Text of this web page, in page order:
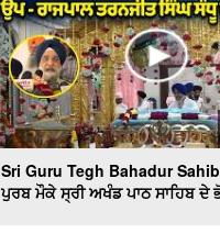
Sri Guru Tegh Bahadur
ਪੁਰਬ ਮੌਕੇ ਸ੍ਰੀ ਅਖੰਡ ਪਾਠ ਸਾਹਿਬ ਦੇ